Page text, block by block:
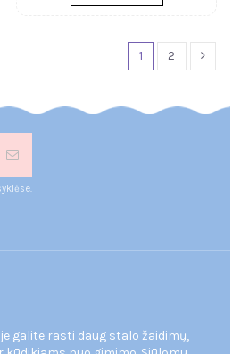
1 2
galite rasti daug stalo žaidimų,